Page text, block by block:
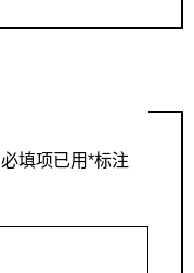
必填项已用*标注